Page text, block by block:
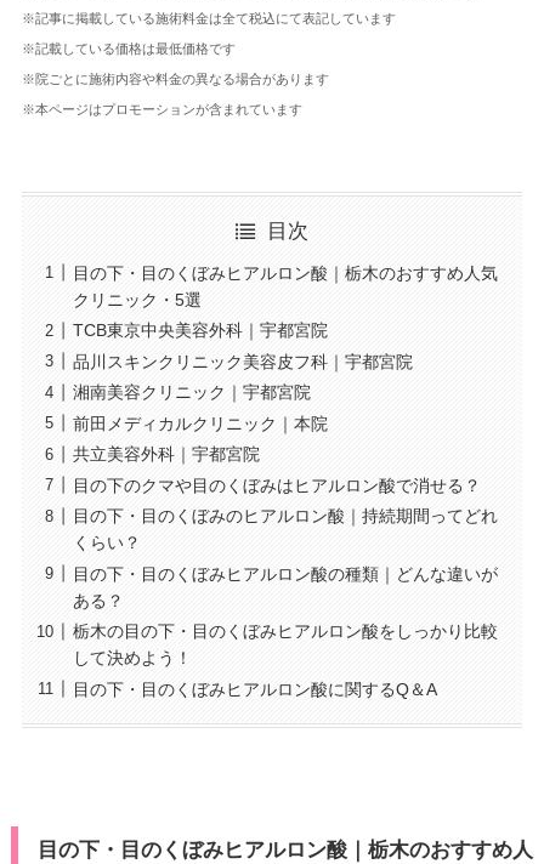
※記事に掲載している施術料金は全て税込にて表記しています
※記載している価格は最低価格です
※院ごとに施術内容や料金の異なる場合があります
※本ページはプロモーションが含まれています
目次
目の下・目のくぼみヒアルロン酸｜栃木のおすすめ人気
クリニック・5選
TCB東京中央美容外科｜宇都宮院
品川スキンクリニック美容皮フ科｜宇都宮院
湘南美容クリニック｜宇都宮院
前田メディカルクリニック｜本院
共立美容外科｜宇都宮院
目の下のクマや目のくぼみはヒアルロン酸で消せる？
目の下・目のくぼみのヒアルロン酸｜持続期間ってどれ
くらい？
目の下・目のくぼみヒアルロン酸の種類｜どんな違いが
ある？
栃木の目の下・目のくぼみヒアルロン酸をしっかり比較
して決めよう！
目の下・目のくぼみヒアルロン酸に関するQ＆A
目の下・目のくぼみヒアルロン酸｜栃木のおすすめ人